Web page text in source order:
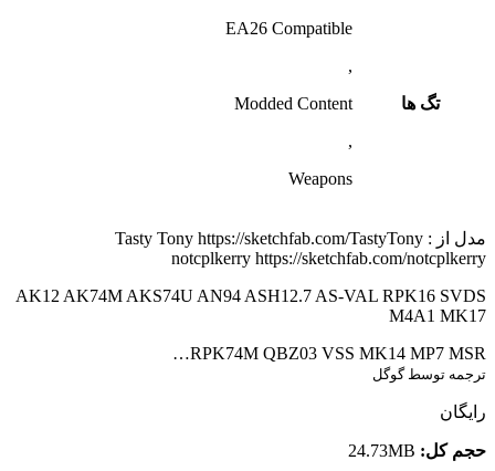
تگ ها
EA26 Compatible
,
Modded Content
,
Weapons
مدل از : Tasty Tony https://sketchfab.com/TastyTony
notcplkerry https://sketchfab.com/notcplkerry
AK12 AK74M AKS74U AN94 ASH12.7 AS-VAL RPK16 SVDS
M4A1 MK17
RPK74M QBZ03 VSS MK14 MP7 MSR…
ترجمه توسط گوگل
رایگان
حجم کل: 24.73MB